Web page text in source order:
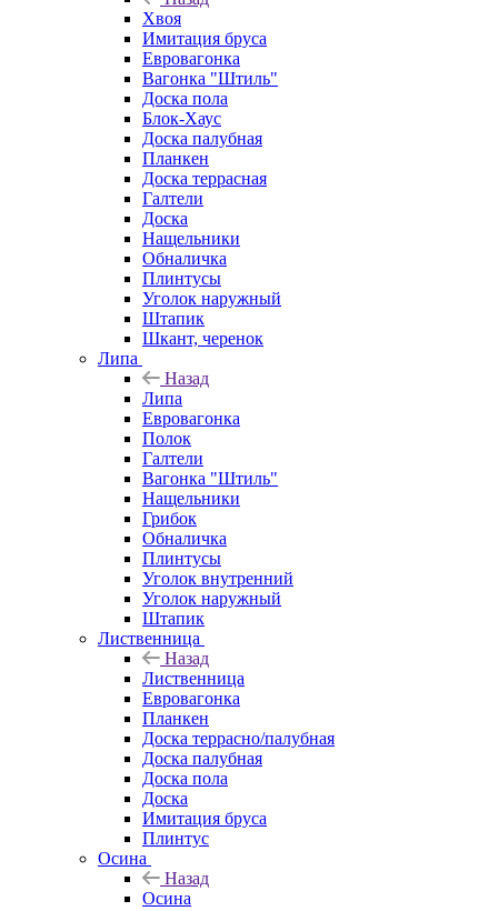
Хвоя
Имитация бруса
Евровагонка
Вагонка "Штиль"
Доска пола
Блок-Хаус
Доска палубная
Планкен
Доска террасная
Галтели
Доска
Нащельники
Обналичка
Плинтусы
Уголок наружный
Штапик
Шкант, черенок
Липа
Назад
Липа
Евровагонка
Полок
Галтели
Вагонка "Штиль"
Нащельники
Грибок
Обналичка
Плинтусы
Уголок внутренний
Уголок наружный
Штапик
Лиственница
Назад
Лиственница
Евровагонка
Планкен
Доска террасно/палубная
Доска палубная
Доска пола
Доска
Имитация бруса
Плинтус
Осина
Назад
Осина